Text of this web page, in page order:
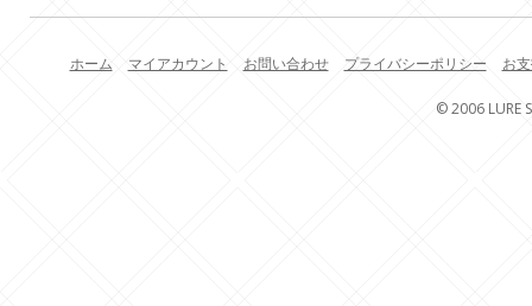
ホーム マイアカウント お問い合わせ プライバシーポリシー お
© 2006 LURE